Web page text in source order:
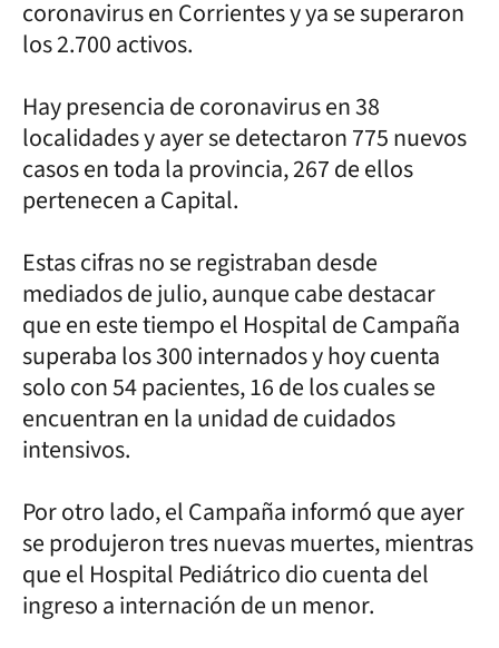
coronavirus en Corrientes y ya se superaron
los 2.700 activos.
Hay presencia de coronavirus en 38
localidades y ayer se detectaron 775 nuevos
casos en toda la provincia, 267 de ellos
pertenecen a Capital.
Estas cifras no se registraban desde
mediados de julio, aunque cabe destacar
que en este tiempo el Hospital de Campaña
superaba los 300 internados y hoy cuenta
solo con 54 pacientes, 16 de los cuales se
encuentran en la unidad de cuidados
intensivos.
Por otro lado, el Campaña informó que ayer
se produjeron tres nuevas muertes, mientras
que el Hospital Pediátrico dio cuenta del
ingreso a internación de un menor.